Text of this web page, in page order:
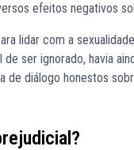
efeitos negativos
lidar com a
ser ignorado, havia
de diálogo honestos